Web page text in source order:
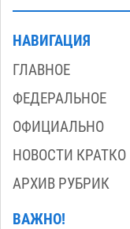
НАВИГАЦИЯ
ГЛАВНОЕ
ФЕДЕРАЛЬНОЕ
ОФИЦИАЛЬНО
НОВОСТИ КРАТКО
АРХИВ РУБРИК
ВАЖНО!